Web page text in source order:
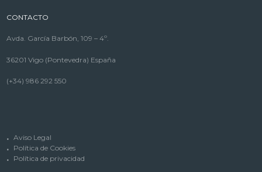
CONTACTO
Avda. García Barbón, 109 – 4º.
36201 Vigo (Pontevedra) España
(+34) 986 292 550
Aviso Legal
Política de Cookies
Política de privacidad